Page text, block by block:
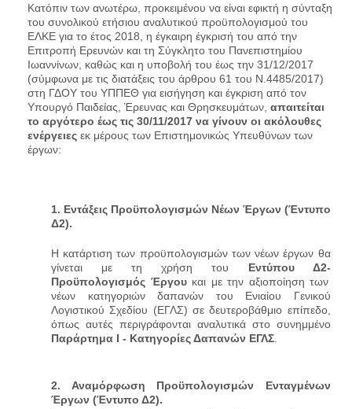
Κατόπιν των ανωτέρω, προκειμένου να είναι εφικτή η σύνταξη
του συνολικού ετήσιου αναλυτικού προϋπολογισμού του
ΕΛΚΕ για το έτος 2018, η έγκαιρη έγκρισή του από την
Επιτροπή Ερευνών και τη Σύγκλητο του Πανεπιστημίου
Ιωαννίνων, καθώς και η υποβολή του έως την 31/12/2017
(σύμφωνα με τις διατάξεις του άρθρου 61 του Ν.4485/2017)
στη ΓΔΟΥ του ΥΠΠΕΘ για εισήγηση και έγκριση από τον
Υπουργό Παιδείας, Έρευνας και Θρησκευμάτων, απαιτείται
το αργότερο έως τις 30/11/2017 να γίνουν οι ακόλουθες
ενέργειες εκ μέρους των Επιστημονικώς Υπευθύνων των
έργων:
1. Εντάξεις Προϋπολογισμών Νέων Έργων (Έντυπο
Δ2).
Η κατάρτιση των προϋπολογισμών των νέων έργων θα
γίνεται με τη χρήση του Εντύπου Δ2-
Προϋπολογισμός Έργουκαι με την αξιοποίηση των
νέων κατηγοριών δαπανών του Ενιαίου Γενικού
Λογιστικού Σχεδίου (ΕΓΛΣ) σε δευτεροβάθμιο επίπεδο,
όπως αυτές περιγράφονται αναλυτικά στο συνημμένο
Παράρτημα Ι - Κατηγορίες Δαπανών ΕΓΛΣ
2. Αναμόρφωση Προϋπολογισμών Ενταγμένων
Έργων (Έντυπο Δ2).